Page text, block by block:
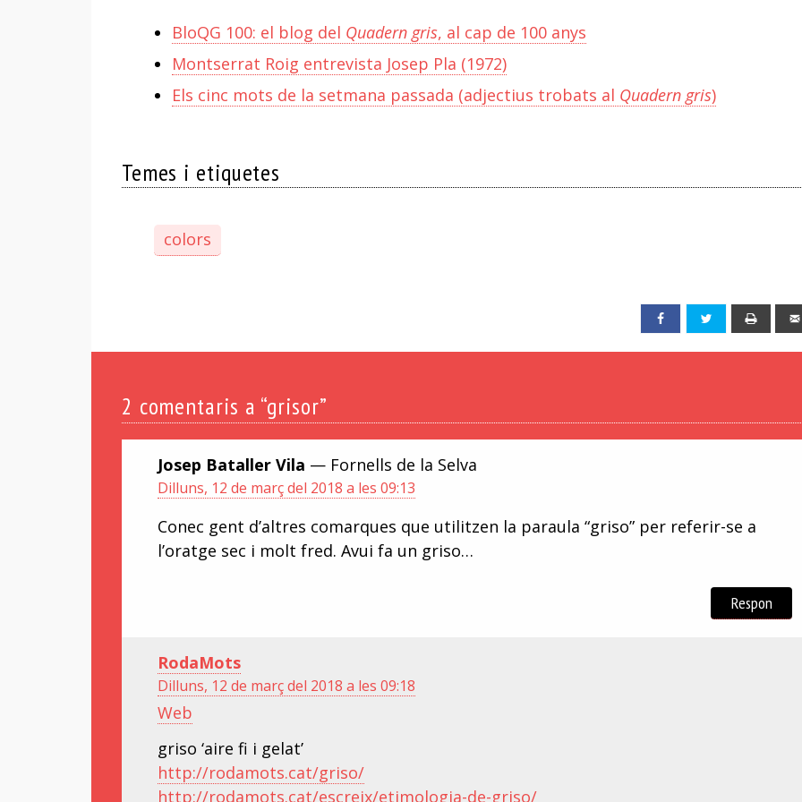
BloQG 100: el blog del Quadern gris, al cap de 100 anys
Montserrat Roig entrevista Josep Pla (1972)
Els cinc mots de la setmana passada (adjectius trobats al Quadern gris)
Temes i etiquetes
colors
Facebook Twitter
2 comentaris a “grisor”
Josep Bataller Vila — Fornells de la Selva
Dilluns, 12 de març del 2018 a les 09:13
Conec gent d’altres comarques que utilitzen la paraula “griso” per referir-se a
l’oratge sec i molt fred. Avui fa un griso…
Respon
RodaMots
Dilluns, 12 de març del 2018 a les 09:18
Web
griso ‘aire fi i gelat’
http://rodamots.cat/griso/
http://rodamots.cat/escreix/etimologia-de-griso/